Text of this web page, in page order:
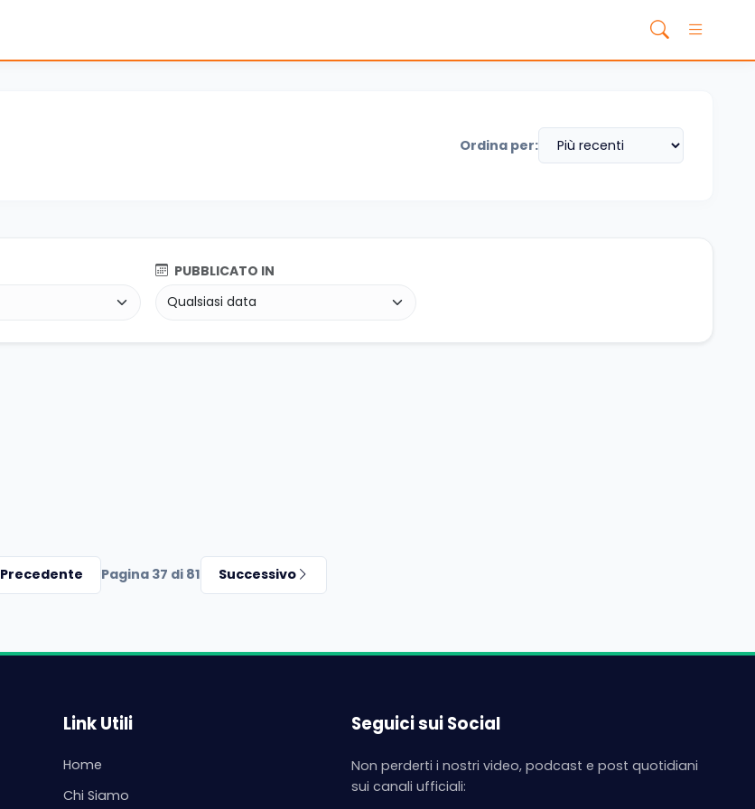
Ordina per:
PUBBLICATO IN
Precedente Pagina 37 di 81 Successivo
Link Utili
Home
Chi Siamo
Seguici sui Social
Non perderti i nostri video, podcast e post quotidiani
sui canali ufficiali: